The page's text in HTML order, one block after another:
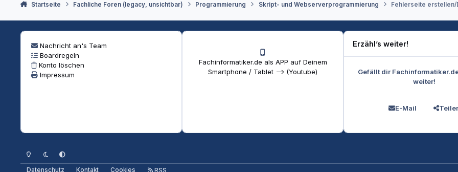
Startseite Fachliche Foren (legacy, unsichtbar) Programmierung Skript- und Webserverprogrammierung Fehlerseite
Nachricht an's Team
Boardregeln
Konto löschen
Impressum
Fachinformatiker.de als APP auf Deinem
Smartphone / Tablet --> (Youtube)
Erzähl’s weiter!
Gefällt dir
weiter!
E-Mail
Heller ModusDunkler Modus
Systemeinstellung
Datenschutz Kontakt Cookies RSS